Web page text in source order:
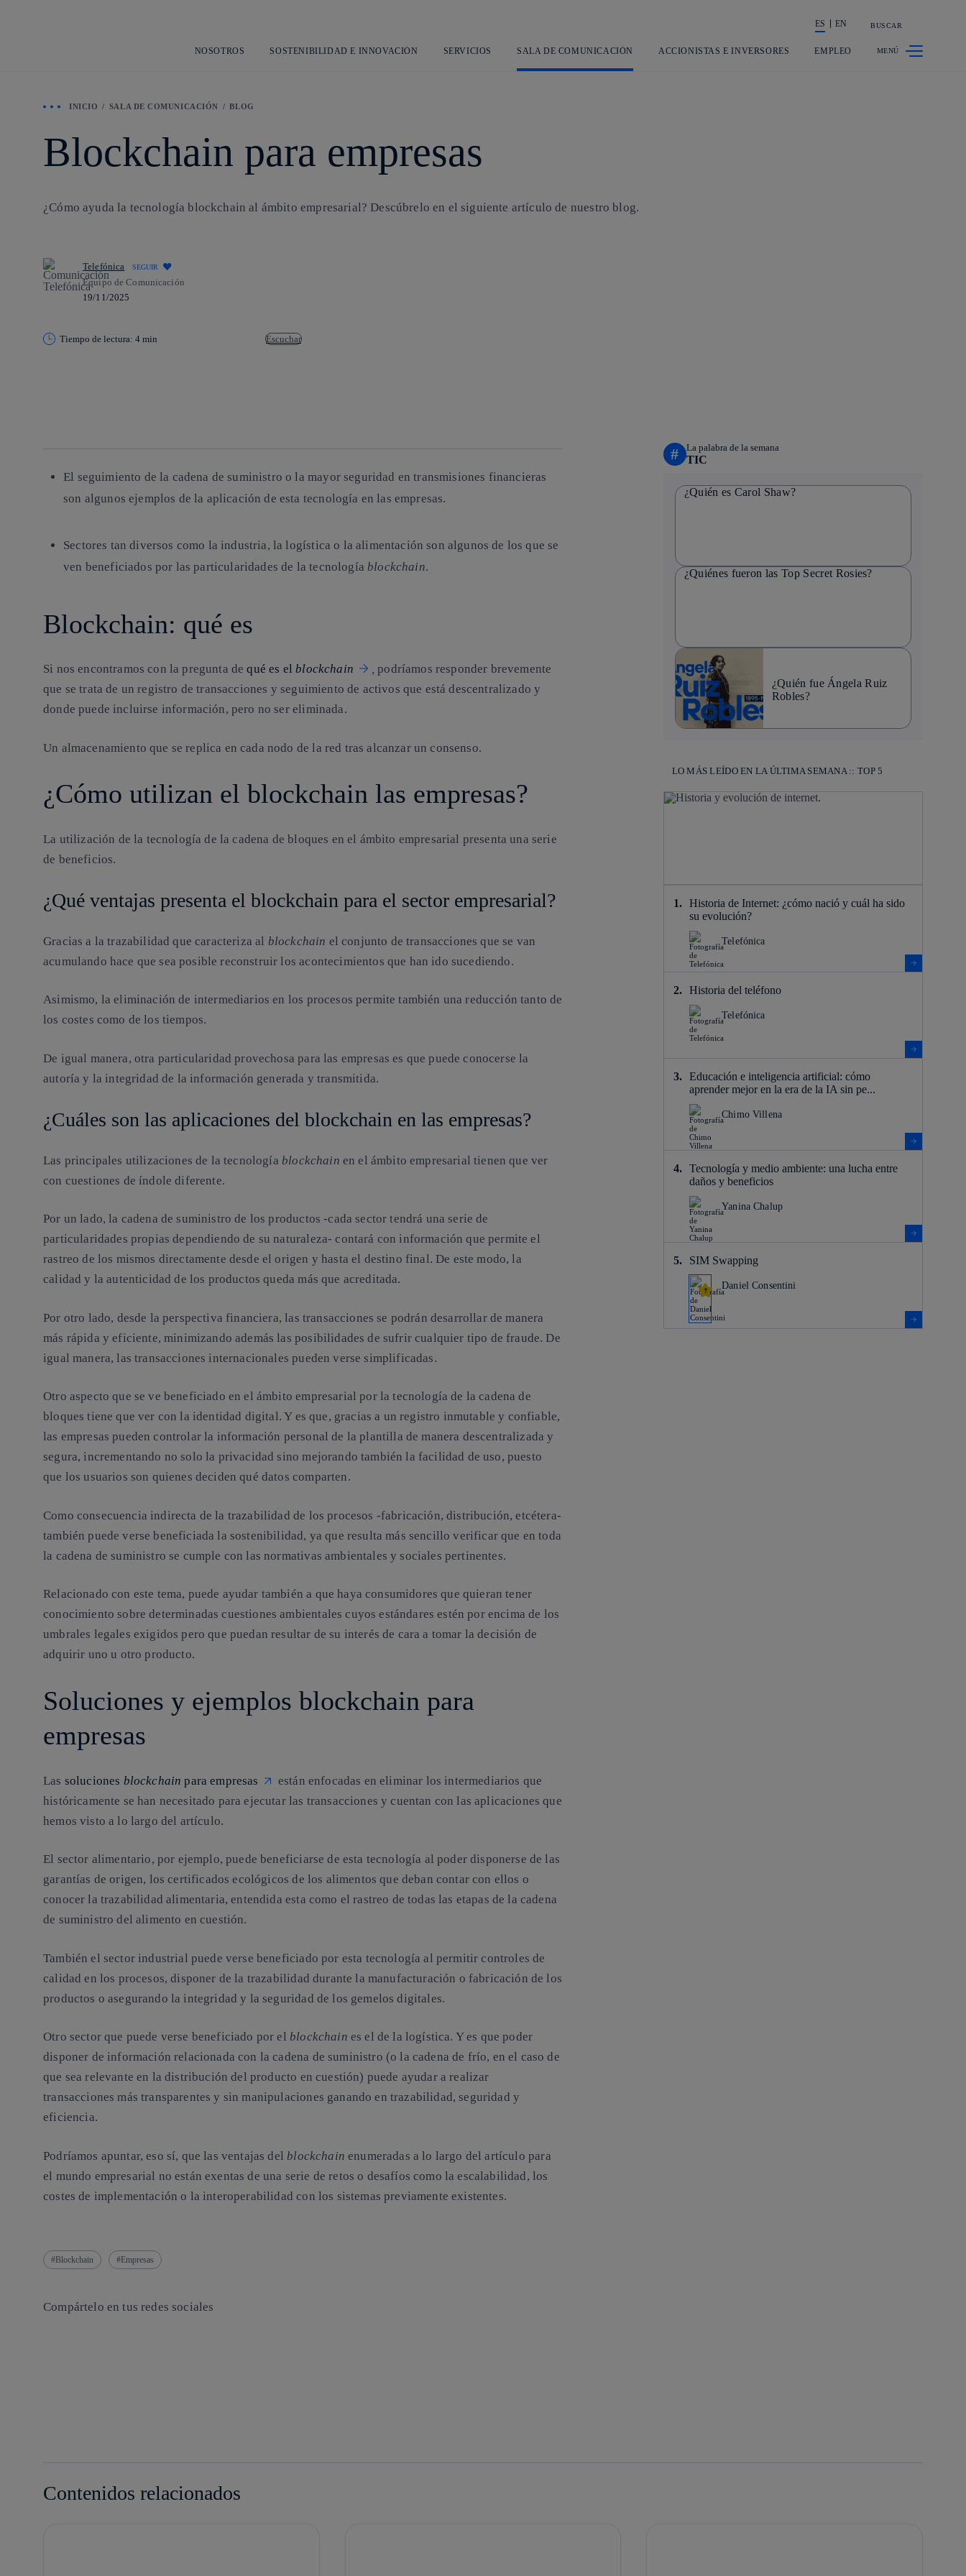
principal
La acción en accionistas e inversores
ES EN BUSCAR
NOSOTROS SOSTENIBILIDAD E INNOVACIÓN SERVICIOS SALA DE COMUNICACIÓN ACCIONISTAS E INVERSORES EMPLEO
INICIO SALA DE COMUNICACIÓN BLOG
Blockchain para empresas
¿Cómo ayuda la tecnología blockchain al ámbito empresarial? Descúbrelo en el siguiente artículo de nuestro blog.
Telefónica SEGUIR
Equipo de Comunicación
19/11/2025
Tiempo de lectura: 4 min Escuchar
El seguimiento de la cadena de suministro o la mayor seguridad en transmisiones financieras
son algunos ejemplos de la aplicación de esta tecnología en las empresas.
Sectores tan diversos como la industria, la logística o la alimentación son algunos de los que se
ven beneficiados por las particularidades de la tecnología blockchain.
Blockchain: qué es
Si nos encontramos con la pregunta dequé es elblockchain ,podríamos responder brevemente
que se trata de un registro de transacciones y seguimiento de activos que está descentralizado y
donde puede incluirse información, pero no ser eliminada.
Un almacenamiento que se replica en cada nodo de la red tras alcanzar un consenso.
¿Cómo utilizan el blockchain las empresas?
La utilización de la tecnología de la cadena de bloques en el ámbito empresarial presenta una serie
de beneficios.
¿Qué ventajas presenta el blockchain para el sector empresarial?
Gracias a la trazabilidad que caracteriza al blockchain el conjunto de transacciones que se van
acumulando hace que sea posible reconstruir los acontecimientos que han ido sucediendo.
Asimismo, la eliminación de intermediarios en los procesos permite también una reducción tanto de
los costes como de los tiempos.
De igual manera, otra particularidad provechosa para las empresas es que puede conocerse la
autoría y la integridad de la información generada y transmitida.
¿Cuáles son las aplicaciones del blockchain en las empresas?
Las principales utilizaciones de la tecnología blockchain en el ámbito empresarial tienen que ver
con cuestiones de índole diferente.
Por un lado, la cadena de suministro de los productos -cada sector tendrá una serie de
particularidades propias dependiendo de su naturaleza- contará con información que permite el
rastreo de los mismos directamente desde el origen y hasta el destino final. De este modo, la
calidad y la autenticidad de los productos queda más que acreditada.
Por otro lado, desde la perspectiva financiera, las transacciones se podrán desarrollar de manera
más rápida y eficiente, minimizando además las posibilidades de sufrir cualquier tipo de fraude. De
igual manera, las transacciones internacionales pueden verse simplificadas.
Otro aspecto que se ve beneficiado en el ámbito empresarial por la tecnología de la cadena de
bloques tiene que ver con la identidad digital. Y es que, gracias a un registro inmutable y confiable,
las empresas pueden controlar la información personal de la plantilla de manera descentralizada y
segura, incrementando no solo la privacidad sino mejorando también la facilidad de uso, puesto
que los usuarios son quienes deciden qué datos comparten.
Como consecuencia indirecta de la trazabilidad de los procesos -fabricación, distribución, etcétera-
también puede verse beneficiada la sostenibilidad, ya que resulta más sencillo verificar que en toda
la cadena de suministro se cumple con las normativas ambientales y sociales pertinentes.
Relacionado con este tema, puede ayudar también a que haya consumidores que quieran tener
conocimiento sobre determinadas cuestiones ambientales cuyos estándares estén por encima de los
umbrales legales exigidos pero que puedan resultar de su interés de cara a tomar la decisión de
adquirir uno u otro producto.
Soluciones y ejemplos blockchain para
empresas
Las soluciones blockchainpara empresas
están enfocadas en eliminar los intermediarios que
históricamente se han necesitado para ejecutar las transacciones y cuentan con las aplicaciones que
hemos visto a lo largo del artículo.
El sector alimentario, por ejemplo, puede beneficiarse de esta tecnología al poder disponerse de las
garantías de origen, los certificados ecológicos de los alimentos que deban contar con ellos o
conocer la trazabilidad alimentaria, entendida esta como el rastreo de todas las etapas de la cadena
de suministro del alimento en cuestión.
También el sector industrial puede verse beneficiado por esta tecnología al permitir controles de
calidad en los procesos, disponer de la trazabilidad durante la manufacturación o fabricación de los
productos o asegurando la integridad y la seguridad de los gemelos digitales.
Otro sector que puede verse beneficiado por el blockchain es el de la logística. Y es que poder
disponer de información relacionada con la cadena de suministro (o la cadena de frío, en el caso de
que sea relevante en la distribución del producto en cuestión) puede ayudar a realizar
transacciones más transparentes y sin manipulaciones ganando en trazabilidad, seguridad y
eficiencia.
Podríamos apuntar, eso sí, que las ventajas del blockchainenumeradas a lo largo del artículo para
el mundo empresarial no están exentas de una serie de retos o desafíos como la escalabilidad, los
costes de implementación o la interoperabilidad con los sistemas previamente existentes.
Blockchain Empresas
Compártelo en tus redes sociales
# La palabra de la semana
TIC
¿Quién es Carol Shaw?
¿Quiénes fueron las Top Secret Rosies?
¿Quién fue Ángela Ruiz
Robles?
LO MÁS LEÍDO EN LA ÚLTIMA SEMANA :: TOP 5
Historia de Internet: ¿cómo nació y cuál ha sido
su evolución?
Telefónica
Historia del teléfono
Telefónica
Educación e inteligencia artificial: cómo
aprender mejor en la era de la IA sin pe...
Chimo Villena
Tecnología y medio ambiente: una lucha entre
daños y beneficios
Yanina Chalup
SIM Swapping
Daniel Consentini
Contenidos relacionados